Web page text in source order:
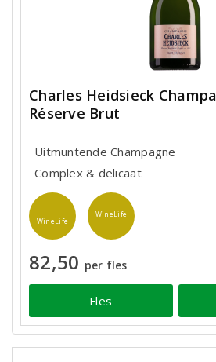
Charles Heidsieck
Réserve Brut
Uitmuntende Champagne
Complex & delicaat
WineLife
WineLife
82,50 per fles
Fles